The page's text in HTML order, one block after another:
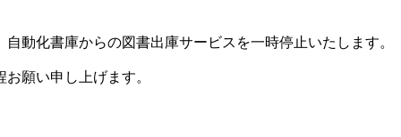
動化書庫からの図書出庫サービスを一時停止いたします。
願い申し上げます。